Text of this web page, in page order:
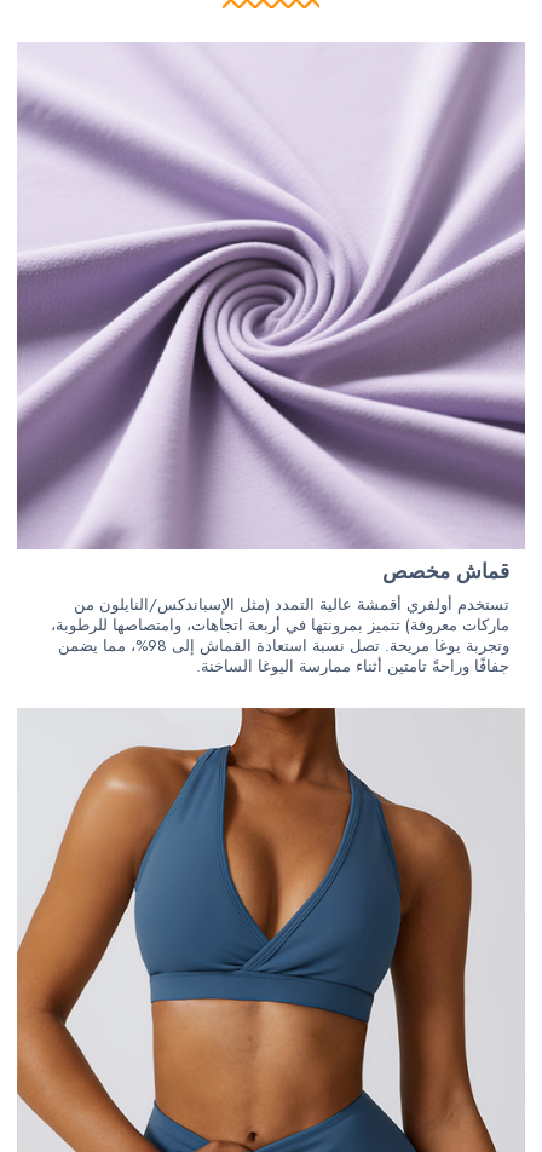
قماش مخصص
تستخدم أولفري أقمشة عالية التمدد (مثل الإسباندكس/النايلون من
ماركات معروفة) تتميز بمرونتها في أربعة اتجاهات، وامتصاصها للرطوبة،
وتجربة يوغا مريحة. تصل نسبة استعادة القماش إلى 98%، مما يضمن
جفافًا وراحةً تامتين أثناء ممارسة اليوغا الساخنة.